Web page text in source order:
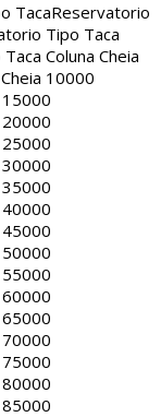
TacaReservatorio
Tipo Taca
Coluna Cheia
10000